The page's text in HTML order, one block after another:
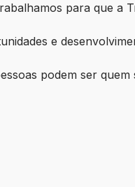
para que a
e
podem ser quem